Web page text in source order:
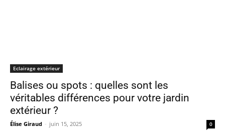
Eclairage extérieur
Balises ou spots : quelles sont les
véritables différences pour votre jardin
extérieur ?
Élise Giraud - juin 15, 2025 0